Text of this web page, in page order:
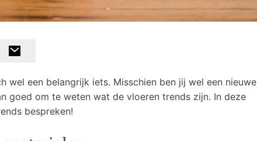
wel een belangrijk iets. Misschien ben jij wel een nieuwe
goed om te weten wat de vloeren trends zijn. In deze
bespreken!